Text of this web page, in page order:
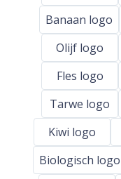
Banaan logo
Olijf logo
Fles logo
Tarwe logo
Kiwi logo
Biologisch logo